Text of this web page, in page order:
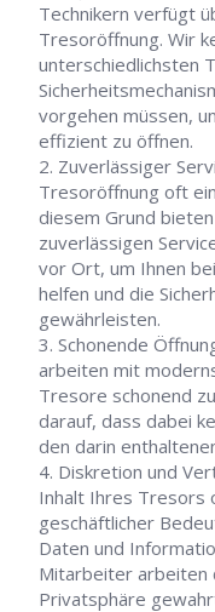
Technikern verfügt
Tresoröffnung. Wir
unterschiedlichsten
vorgehen müssen,
effizient zu öffnen.
Zuverlässiger
Tresoröffnung oft
diesem Grund
zuverlässigen
vor Ort, um Ihnen
helfen und die
gewährleisten.
Schonende
arbeiten mit
Tresore schonend
darauf, dass dabei
den darin
Diskretion und
Inhalt Ihres Tresors
geschäftlicher
Daten und
Mitarbeiter arbeiten
Privatsphäre